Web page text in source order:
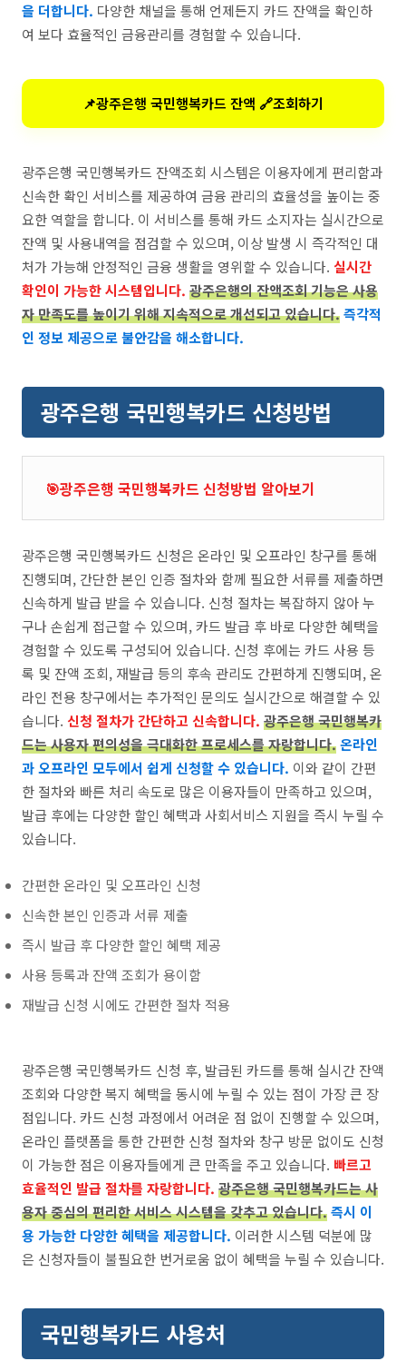
을 더합니다. 다양한 채널을 통해 언제든지 카드 잔액을 확인하
여 보다 효율적인 금융관리를 경험할 수 있습니다.
📌광주은행 국민행복카드 잔액 🔗조회하기
광주은행 국민행복카드 잔액조회 시스템은 이용자에게 편리함과
신속한 확인 서비스를 제공하여 금융 관리의 효율성을 높이는 중
요한 역할을 합니다. 이 서비스를 통해 카드 소지자는 실시간으로
잔액 및 사용내역을 점검할 수 있으며, 이상 발생 시 즉각적인 대
처가 가능해 안정적인 금융 생활을 영위할 수 있습니다. 실시간
확인이 가능한 시스템입니다. 광주은행의 잔액조회 기능은 사용
자 만족도를 높이기 위해 지속적으로 개선되고 있습니다.즉각적
인 정보 제공으로 불안감을 해소합니다.
광주은행 국민행복카드 신청방법
🎯광주은행 국민행복카드 신청방법 알아보기
광주은행 국민행복카드 신청은 온라인 및 오프라인 창구를 통해
진행되며, 간단한 본인 인증 절차와 함께 필요한 서류를 제출하면
신속하게 발급 받을 수 있습니다. 신청 절차는 복잡하지 않아 누
구나 손쉽게 접근할 수 있으며, 카드 발급 후 바로 다양한 혜택을
경험할 수 있도록 구성되어 있습니다. 신청 후에는 카드 사용 등
록 및 잔액 조회, 재발급 등의 후속 관리도 간편하게 진행되며, 온
라인 전용 창구에서는 추가적인 문의도 실시간으로 해결할 수 있
습니다. 신청 절차가 간단하고 신속합니다. 광주은행 국민행복카
드는 사용자 편의성을 극대화한 프로세스를 자랑합니다.온라인
과 오프라인 모두에서 쉽게 신청할 수 있습니다. 이와 같이 간편
한 절차와 빠른 처리 속도로 많은 이용자들이 만족하고 있으며,
발급 후에는 다양한 할인 혜택과 사회서비스 지원을 즉시 누릴 수
있습니다.
간편한 온라인 및 오프라인 신청
신속한 본인 인증과 서류 제출
즉시 발급 후 다양한 할인 혜택 제공
사용 등록과 잔액 조회가 용이함
재발급 신청 시에도 간편한 절차 적용
광주은행 국민행복카드 신청 후, 발급된 카드를 통해 실시간 잔액
조회와 다양한 복지 혜택을 동시에 누릴 수 있는 점이 가장 큰 장
점입니다. 카드 신청 과정에서 어려운 점 없이 진행할 수 있으며,
온라인 플랫폼을 통한 간편한 신청 절차와 창구 방문 없이도 신청
이 가능한 점은 이용자들에게 큰 만족을 주고 있습니다. 빠르고
효율적인 발급 절차를 자랑합니다. 광주은행 국민행복카드는 사
용자 중심의 편리한 서비스 시스템을 갖추고 있습니다.즉시 이
용 가능한 다양한 혜택을 제공합니다. 이러한 시스템 덕분에 많
은 신청자들이 불필요한 번거로움 없이 혜택을 누릴 수 있습니다.
국민행복카드 사용처